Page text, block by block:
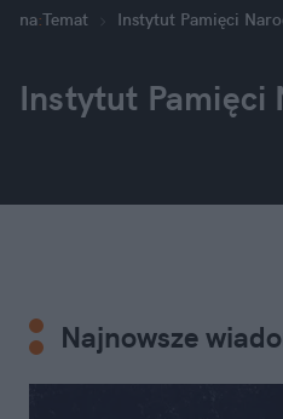
Rozrywka
na:Temat Instytut Pamięci
Instytut Pamięci
Najnowsze